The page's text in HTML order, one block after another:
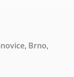
Brno,